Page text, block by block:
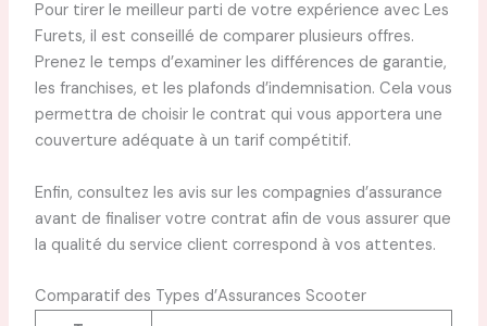
Pour tirer le meilleur parti de votre expérience avec Les
Furets, il est conseillé de comparer plusieurs offres.
Prenez le temps d’examiner les différences de garantie,
les franchises, et les plafonds d’indemnisation. Cela vous
permettra de choisir le contrat qui vous apportera une
couverture adéquate à un tarif compétitif.
Enfin, consultez les avis sur les compagnies d’assurance
avant de finaliser votre contrat afin de vous assurer que
la qualité du service client correspond à vos attentes.
Comparatif des Types d’Assurances Scooter